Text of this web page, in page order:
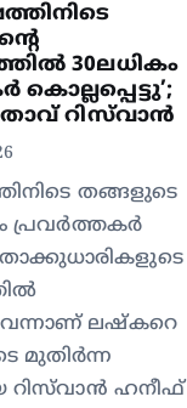
30ലധികം
റിസ്‌വാൻ
തങ്ങളുടെ
പ്രവർത്തകർ
ലഷ്കറെ
റിസ്‌വാൻ ഹനീഫ്